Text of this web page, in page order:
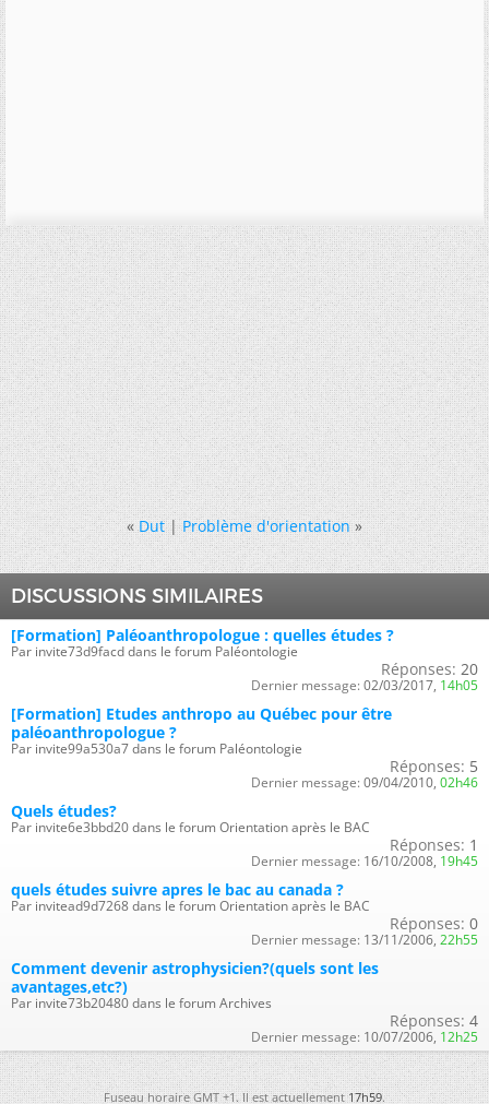
« Dut|Problème d'orientation »
DISCUSSIONS SIMILAIRES
[Formation] Paléoanthropologue : quelles études ?
Par invite73d9facd dans le forum Paléontologie
Réponses: 20
Dernier message: 02/03/2017, 14h05
[Formation] Etudes anthropo au Québec pour être
paléoanthropologue ?
Par invite99a530a7 dans le forum Paléontologie
Réponses: 5
Dernier message: 09/04/2010, 02h46
Quels études?
Par invite6e3bbd20 dans le forum Orientation après le BAC
Réponses: 1
Dernier message: 16/10/2008, 19h45
quels études suivre apres le bac au canada ?
Par invitead9d7268 dans le forum Orientation après le BAC
Réponses: 0
Dernier message: 13/11/2006, 22h55
Comment devenir astrophysicien?(quels sont les
avantages,etc?)
Par invite73b20480 dans le forum Archives
Réponses: 4
Dernier message: 10/07/2006, 12h25
Fuseau horaire GMT +1. Il est actuellement17h59.